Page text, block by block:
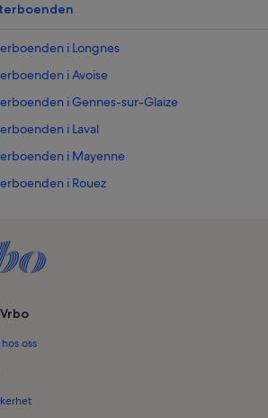
i Longnes
i Avoise
i Gennes-sur-Glaize
i Laval
i Mayenne
i Rouez
i Bais
i La Chapelle-Saint-Fray
oss